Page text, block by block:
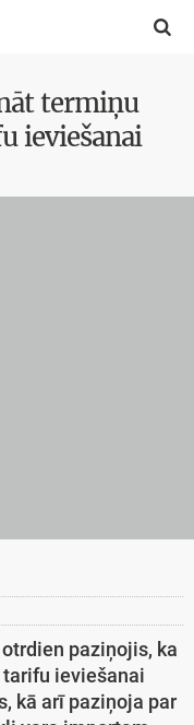

termiņu
ieviešanai
paziņojis, ka
ieviešanai
kā arī paziņoja par